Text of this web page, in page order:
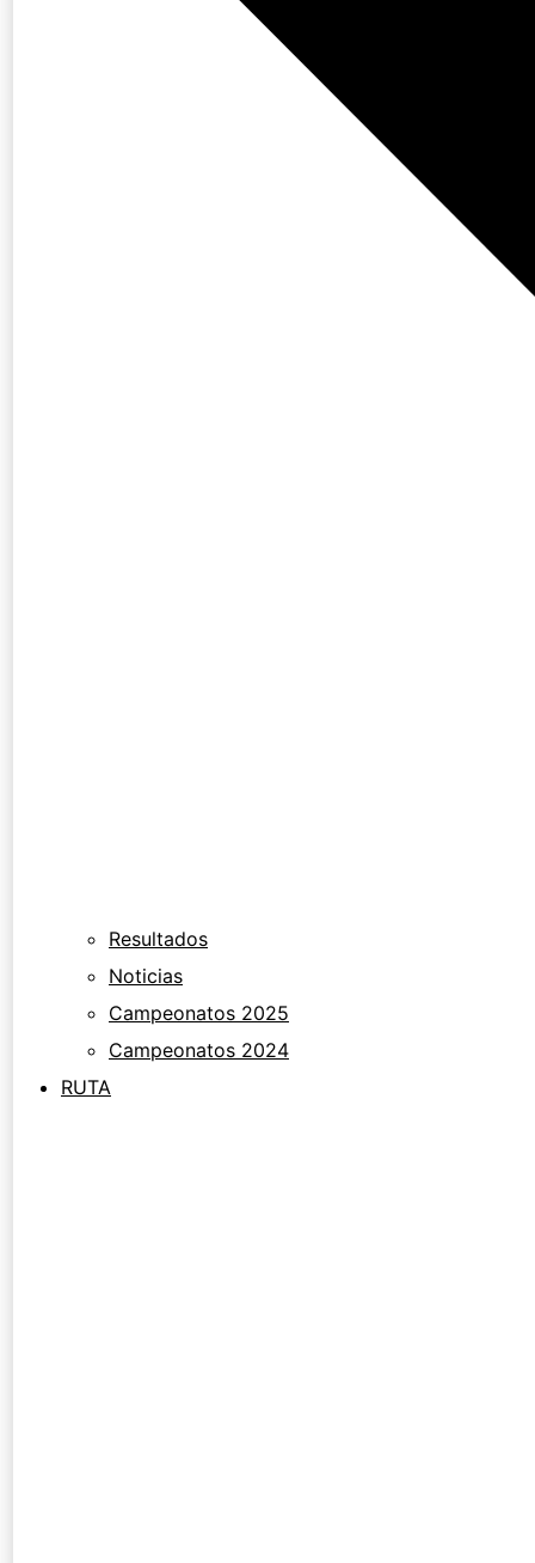
Resultados
Noticias
Campeonatos 2025
Campeonatos 2024
RUTA